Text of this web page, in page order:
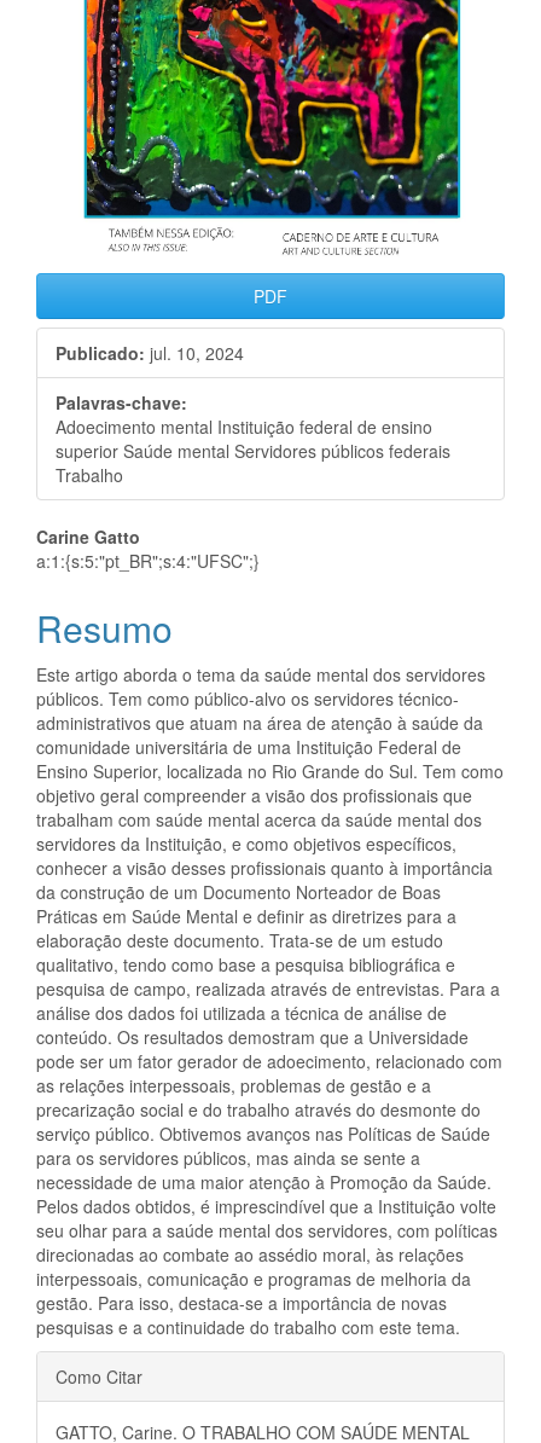
PDF
Publicado: jul. 10, 2024
Palavras-chave:
Adoecimento mental Instituição federal de ensino
superior Saúde mental Servidores públicos federais
Trabalho
Conteúdo
do
artigo
principal
Carine Gatto
a:1:{s:5:"pt_BR";s:4:"UFSC";}
Resumo
Este artigo aborda o tema da saúde mental dos servidores
públicos. Tem como público-alvo os servidores técnico-
administrativos que atuam na área de atenção à saúde da
comunidade universitária de uma Instituição Federal de
Ensino Superior, localizada no Rio Grande do Sul. Tem como
objetivo geral compreender a visão dos profissionais que
trabalham com saúde mental acerca da saúde mental dos
servidores da Instituição, e como objetivos específicos,
conhecer a visão desses profissionais quanto à importância
da construção de um Documento Norteador de Boas
Práticas em Saúde Mental e definir as diretrizes para a
elaboração deste documento. Trata-se de um estudo
qualitativo, tendo como base a pesquisa bibliográfica e
pesquisa de campo, realizada através de entrevistas. Para a
análise dos dados foi utilizada a técnica de análise de
conteúdo. Os resultados demostram que a Universidade
pode ser um fator gerador de adoecimento, relacionado com
as relações interpessoais, problemas de gestão e a
precarização social e do trabalho através do desmonte do
serviço público. Obtivemos avanços nas Políticas de Saúde
para os servidores públicos, mas ainda se sente a
necessidade de uma maior atenção à Promoção da Saúde.
Pelos dados obtidos, é imprescindível que a Instituição volte
seu olhar para a saúde mental dos servidores, com políticas
direcionadas ao combate ao assédio moral, às relações
interpessoais, comunicação e programas de melhoria da
gestão. Para isso, destaca-se a importância de novas
pesquisas e a continuidade do trabalho com este tema.
Detalhes
do
Como Citar
GATTO, Carine. O TRABALHO COM SAÚDE MENTAL